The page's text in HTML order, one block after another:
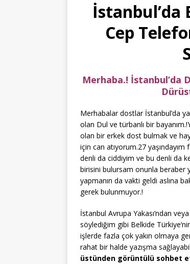
İstanbul’da
Cep
Merhaba.! İstanbul’da
Merhabalar dostlar İstanbul’da
olan Dul ve türbanlı bir
olan bir erkek dost bulmak ve
için can atıyorum.27
denli da ciddiyim ve bu denli da
birisini bulursam onunla beraber
yapmanın da vakti geldi aslına
gerek bulunmuyor.!
İstanbul Avrupa Yakası’ndan
söylediğim gibi Belkide
işlerde fazla çok yakın olmaya
rahat bir halde yazışma
üstünden görüntülü sohbet